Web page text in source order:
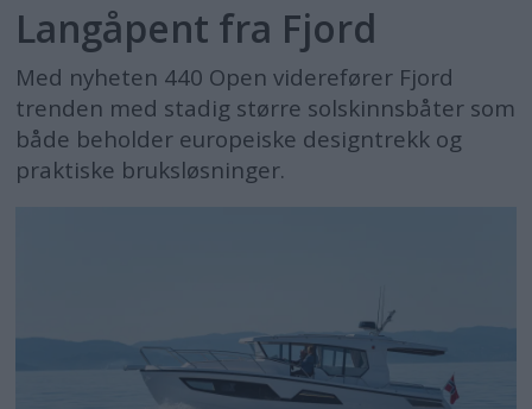
Langåpent fra Fjord
Med nyheten 440 Open viderefører Fjord
trenden med stadig større solskinnsbåter som
både beholder europeiske designtrekk og
praktiske bruksløsninger.